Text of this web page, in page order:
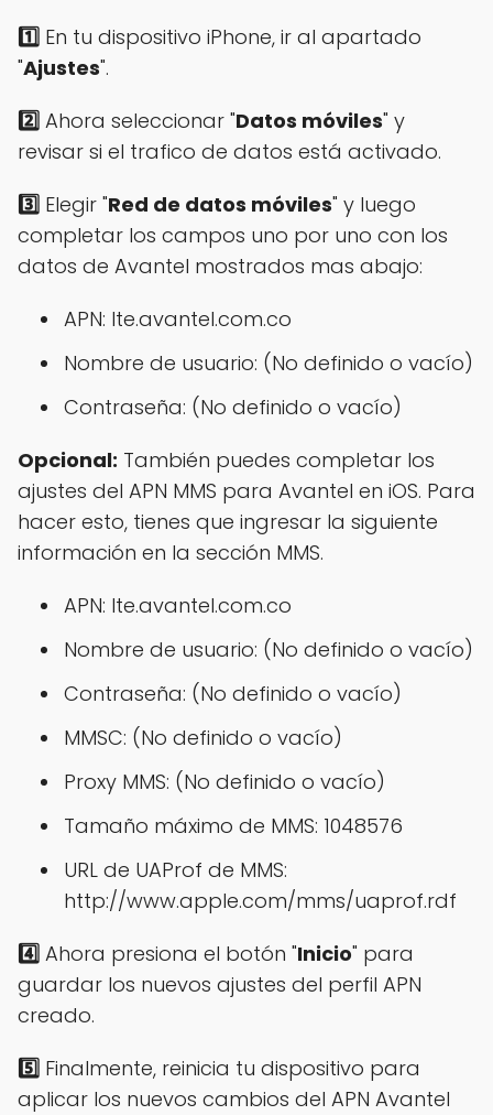
1️⃣ En tu dispositivo iPhone, ir al apartado
"Ajustes".
2️⃣ Ahora seleccionar "Datos móviles" y
revisar si el trafico de datos está activado.
3️⃣ Elegir "Red de datos móviles" y luego
completar los campos uno por uno con los
datos de Avantel mostrados mas abajo:
APN: lte.avantel.com.co
Nombre de usuario: (No definido o vacío)
Contraseña: (No definido o vacío)
Opcional: También puedes completar los
ajustes del APN MMS para Avantel en iOS. Para
hacer esto, tienes que ingresar la siguiente
información en la sección MMS.
APN: lte.avantel.com.co
Nombre de usuario: (No definido o vacío)
Contraseña: (No definido o vacío)
MMSC: (No definido o vacío)
Proxy MMS: (No definido o vacío)
Tamaño máximo de MMS: 1048576
URL de UAProf de MMS:
http://www.apple.com/mms/uaprof.rdf
4️⃣ Ahora presiona el botón "Inicio" para
guardar los nuevos ajustes del perfil APN
creado.
5️⃣ Finalmente, reinicia tu dispositivo para
aplicar los nuevos cambios del APN Avantel